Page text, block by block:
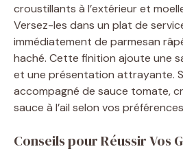
croustillants à l’extérieur et
Versez-les dans un plat de
immédiatement de parmesan
haché. Cette finition ajoute une
et une présentation attrayante.
accompagné de sauce tomate,
sauce à l’ail selon vos
Conseils pour Réussir Vos